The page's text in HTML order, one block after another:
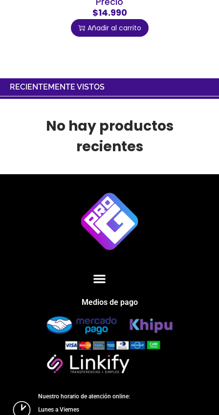
$14.990
Añadir al carrito
RECIENTEMENTE VISTOS
No hay productos
recientes
Medios de pago
Nuestro horario de atención online:
Lunes a Viernes